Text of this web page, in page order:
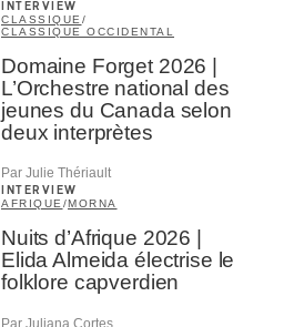
INTERVIEW
CLASSIQUE /
CLASSIQUE OCCIDENTAL
Domaine Forget 2026 |
L’Orchestre national des
jeunes du Canada selon
deux interprètes
Par Julie Thériault
INTERVIEW
AFRIQUE/MORNA
Nuits d’Afrique 2026 |
Elida Almeida électrise le
folklore capverdien
Par Juliana Cortes